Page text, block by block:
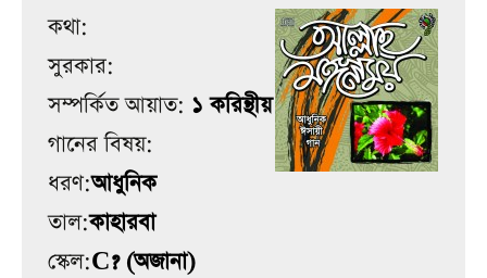
কথা:
সুরকার:
সম্পর্কিত আয়াত: ১ করিন্থীয় ১৩
গানের বিষয়:
ধরণ:আধুনিক
তাল:কাহারবা
স্কেল:C? (অজানা)